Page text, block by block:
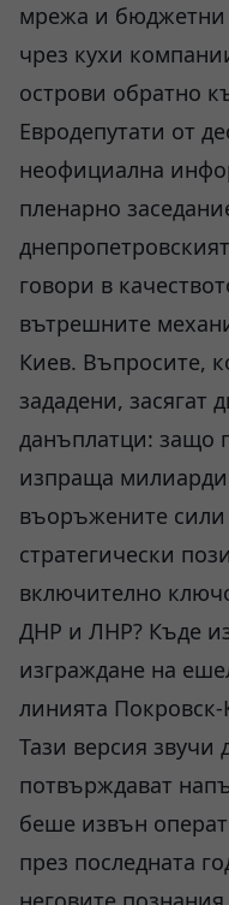
мрежа и бюджетни
чрез кухи
острови обратно
Евродепутати от
неофициална
пленарно
говори в
вътрешните
Киев. Въпросите,
зададени, засягат
данъплатци: защо
изпраща
въоръжените сили
стратегически
включително
ДНР и ЛНР? Къде
изграждане на
линията Покровск-
Тази версия звучи
потвърждават
беше извън
през последната